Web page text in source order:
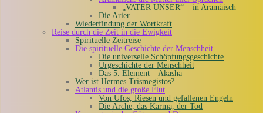
„VATER UNSER“ – in Aramäisch
Die Arier
Wiederfindung der Wortkraft
Reise durch die Zeit in die Ewigkeit
Spirituelle Zeitreise
Die spirituelle Geschichte der Menschheit
Die universelle Schöpfungsgeschichte
Urgeschichte der Menschheit
Das 5. Element – Akasha
Wer ist Hermes Trismegistos?
Atlantis und die große Flut
Von Ufos, Riesen und gefallenen Engeln
Die Arche, das Karma, der Tod